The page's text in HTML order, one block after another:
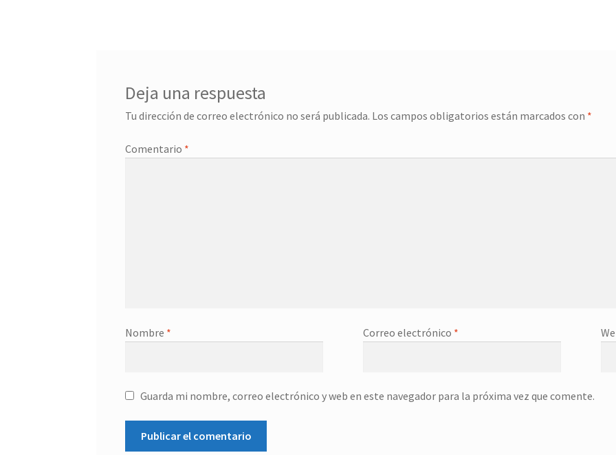
Deja una respuesta
Tu dirección de correo electrónico no será publicada. Los campos obligatorios están marcados con *
Comentario *
Nombre * Correo electrónico *
Guarda mi nombre, correo electrónico y web en este navegador para la próxima vez que comente.